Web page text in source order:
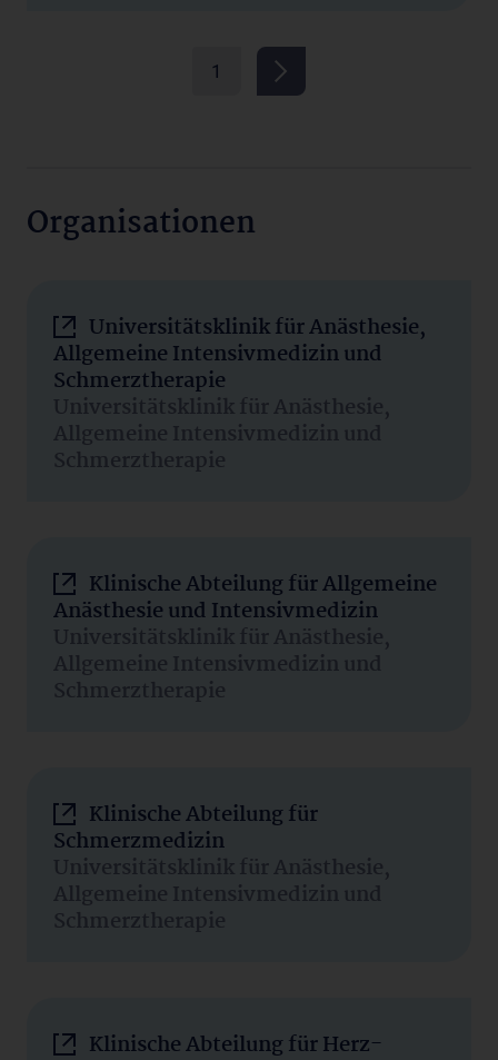
1
Organisationen
Universitätsklinik für Anästhesie,
Allgemeine Intensivmedizin und
Schmerztherapie
Universitätsklinik für Anästhesie,
Allgemeine Intensivmedizin und
Schmerztherapie
Klinische Abteilung für Allgemeine
Anästhesie und Intensivmedizin
Universitätsklinik für Anästhesie,
Allgemeine Intensivmedizin und
Schmerztherapie
Klinische Abteilung für
Schmerzmedizin
Universitätsklinik für Anästhesie,
Allgemeine Intensivmedizin und
Schmerztherapie
Klinische Abteilung für Herz-